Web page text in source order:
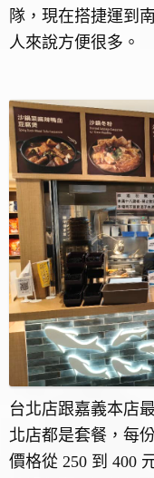
隊，現在搭捷運到
人來說方便很多。
台北店跟嘉義本店
北店都是套餐，每
價格從 250 到 400